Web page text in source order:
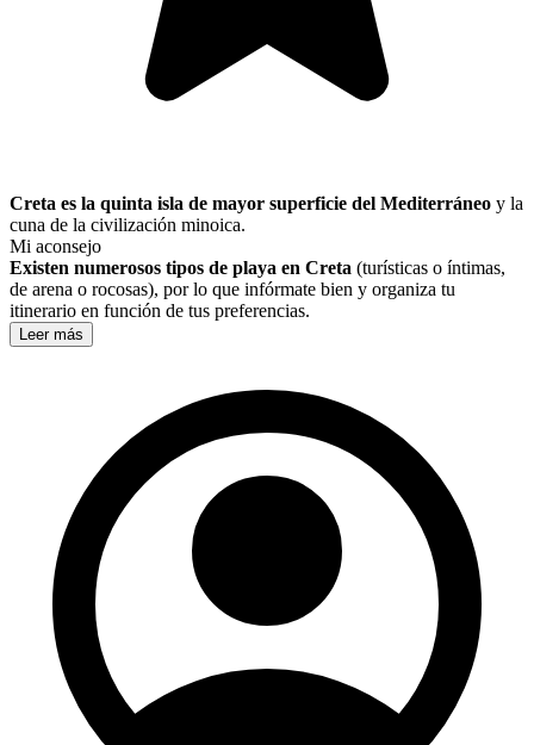
Creta es la quinta isla de mayor superficie del Mediterráneo y la
cuna de la civilización minoica.
Mi aconsejo
Existen numerosos tipos de playa en Creta (turísticas o íntimas,
de arena o rocosas), por lo que infórmate bien y organiza tu
itinerario en función de tus preferencias.
Leer más